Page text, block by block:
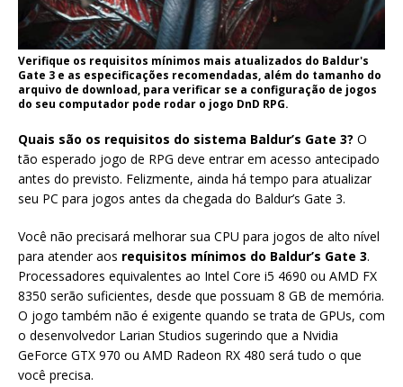
Verifique os requisitos mínimos mais atualizados do Baldur's
Gate 3 e as especificações recomendadas, além do tamanho do
arquivo de download, para verificar se a configuração de jogos
do seu computador pode rodar o jogo DnD RPG.
Quais são os requisitos do sistema Baldur’s Gate 3? O
tão esperado jogo de RPG deve entrar em acesso antecipado
antes do previsto. Felizmente, ainda há tempo para atualizar
seu PC para jogos antes da chegada do Baldur’s Gate 3.
Você não precisará melhorar sua CPU para jogos de alto nível
para atender aos requisitos mínimos do Baldur’s Gate 3.
Processadores equivalentes ao Intel Core i5 4690 ou AMD FX
8350 serão suficientes, desde que possuam 8 GB de memória.
O jogo também não é exigente quando se trata de GPUs, com
o desenvolvedor Larian Studios sugerindo que a Nvidia
GeForce GTX 970 ou AMD Radeon RX 480 será tudo o que
você precisa.